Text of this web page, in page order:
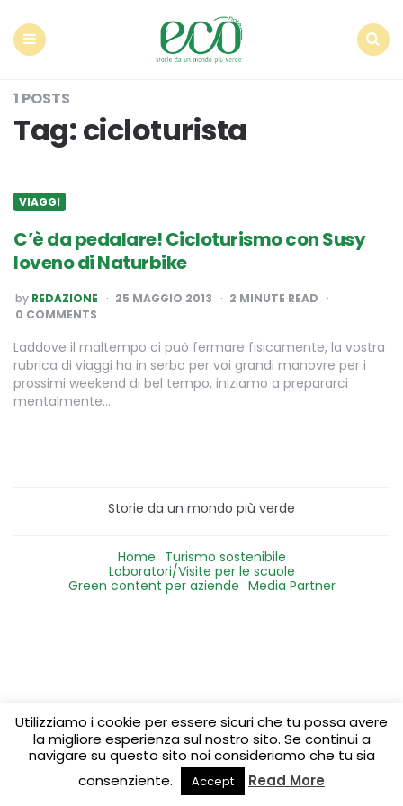
1 POSTS
Tag:cicloturista
VIAGGI
C’è da pedalare! Cicloturismo con Susy
Ioveno di Naturbike
POSTED
BY
by REDAZIONE 25 MAGGIO 2013 2 MINUTE READ
0 COMMENTS
Laddove il maltempo ci può fermare fisicamente, la vostra
rubrica di viaggi ha in serbo per voi grandi manovre per i
prossimi weekend di bel tempo, iniziamo a prepararci
mentalmente…
Storie da un mondo più verde
Home Turismo sostenibile
Laboratori/Visite per le scuole
Green content per aziende Media Partner
Utilizziamo i cookie per essere sicuri che tu possa avere
la migliore esperienza sul nostro sito. Se continui a
navigare su questo sito noi consideriamo che tu sia
consenziente.
Accept Read More